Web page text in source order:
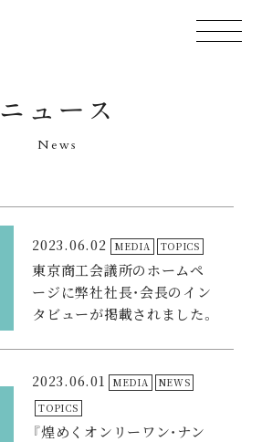
ニュース
News
2023.06.02 MEDIA TOPICS
東京商工会議所のホームペ
ージに弊社社長・会長のイン
タビューが掲載されました。
2023.06.01 MEDIA
NEWS
TOPICS
『煌めくオンリーワン・ナン